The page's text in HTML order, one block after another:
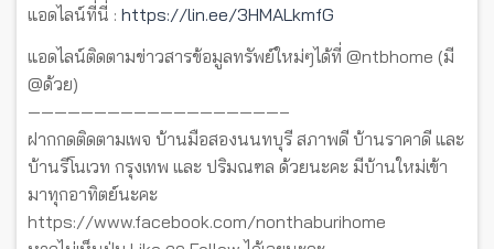
แอดไลน์ที่นี่ : https://lin.ee/3HMALkmfG
แอดไลน์ติดตามข่าวสารข้อมูลทรัพย์ใหม่ๆได้ที่ @ntbhome (มี
@ด้วย)
———————————————————–
ฝากกดติดตามเพจ บ้านมือสองนนทบุรี สภาพดี บ้านราคาดี และ
บ้านรีโนเวท กรุงเทพ และ ปริมณฑล ด้วยนะคะ มีบ้านใหม่เข้า
มาทุกอาทิตย์นะคะ
https://www.facebook.com/nonthaburihome